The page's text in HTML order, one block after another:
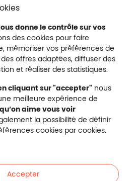
Humanis sur Facebook
Malakoff Humanis sur YouTube
Malakoff Humanis sur X
Malakoff Humanis
épargne, retraite,
côtés.
donne le contrôle sur vos
des cookies pour faire
mémoriser vos préférences de
offres adaptées, diffuser des
et réaliser des statistiques.
cliquant sur "accepter" nous
meilleure expérience de
aime vous voir
la possibilité de définir
cookies par cookies.
Accepter